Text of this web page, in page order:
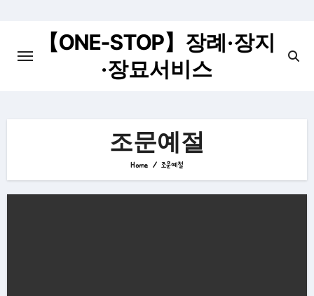
【ONE-STOP】장례·장지
·장묘서비스
조문예절
Home 조문예절